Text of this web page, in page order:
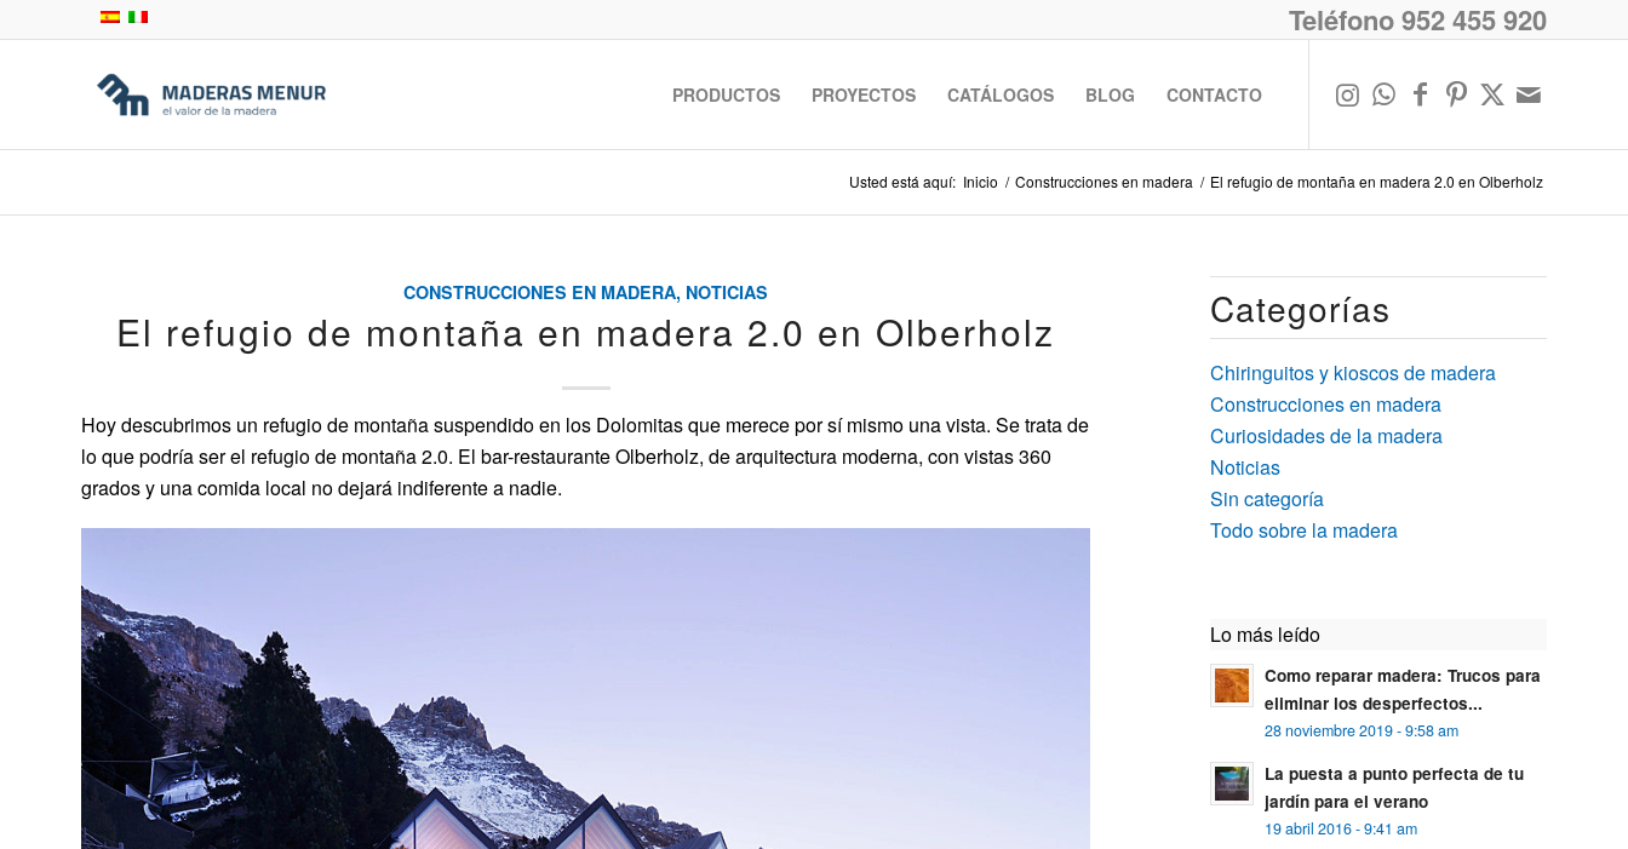
Teléfono 952 455 920
PRODUCTOS PROYECTOS CATÁLOGOS BLOG CONTACTO
Usted está aquí: Inicio / Construcciones en madera / El refugio de montaña en madera 2.0 en Olberholz
CONSTRUCCIONES EN MADERA, NOTICIAS
El refugio de montaña en madera 2.0 en Olberholz
Hoy descubrimos un refugio de montaña suspendido en los Dolomitas que merece por sí mismo una vista. Se trata de
lo que podría ser el refugio de montaña 2.0. El bar-restaurante Olberholz, de arquitectura moderna, con vistas 360
grados y una comida local no dejará indiferente a nadie.
Categorías
Chiringuitos y kioscos de madera
Construcciones en madera
Curiosidades de la madera
Noticias
Sin categoría
Todo sobre la madera
Lo más leído
Como reparar madera: Trucos para
eliminar los desperfectos...
28 noviembre 2019 - 9:58 am
La puesta a punto perfecta de tu
jardín para el verano
19 abril 2016 - 9:41 am